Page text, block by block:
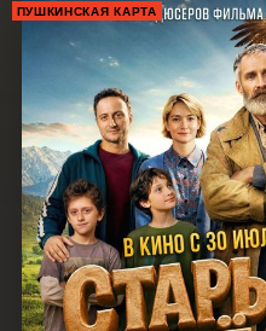
ПУШКИНСКАЯ КАРТА